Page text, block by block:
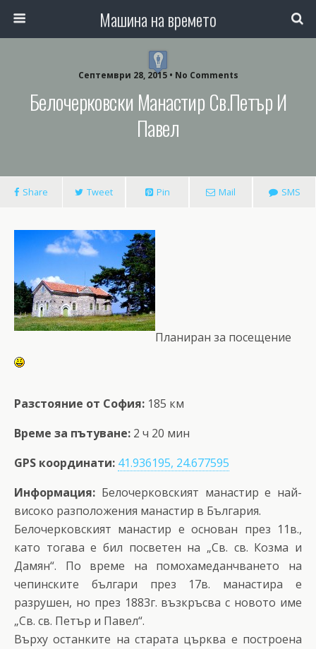
Машина на времето
Септември 28, 2015 • No Comments
Белочерковски Манастир Св.Петър И
Павел
Share Tweet Pin Mail SMS
Планиран за посещение
Разстояние от София: 185 км
Време за пътуване: 2 ч 20 мин
GPS координати: 41.936195, 24.677595
Информация: Белочерковският манастир е най-
високо разположения манастир в България.
Белочерковският манастир е основан през 11в.,
като тогава е бил посветен на „Св. св. Козма и
Дамян“. По време на помохамеданчването на
чепинските българи през 17в. манастира е
разрушен, но през 1883г. възкръсва с новото име
„Св. св. Петър и Павел“.
Върху останките на старата църква е построена